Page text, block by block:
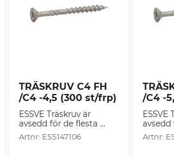
TRÄSKRUV C4 FH
/C4 -4,5 (300 st/frp)
ESSVE Träskruv är
avsedd för de flesta
montage i spånskivor,
trä, plast, plugg mm.
ESS147106
/C4 -
ESSVE
avsedd
trä,